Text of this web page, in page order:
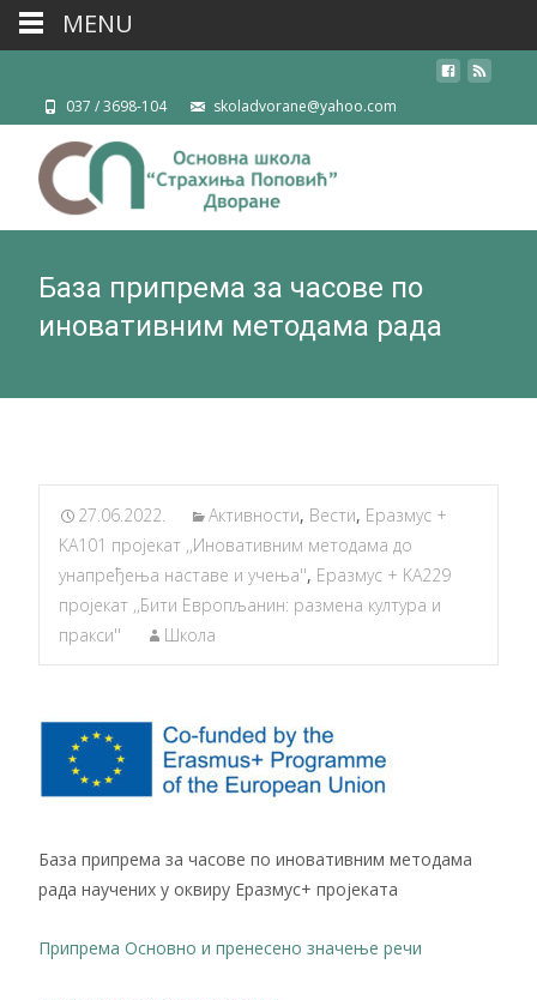
037 / 3698-104 skoladvorane@yahoo.com
База припрема за часове по
иновативним методама рада
27.06.2022. Активности, Вести, Еразмус +
KA101 пројекат ,,Иновативним методама до
унапређења наставе и учења'', Еразмус + KA229
пројекат ,,Бити Европљанин: размена култура и
пракси''
Школа
База припрема за часове по иновативним методама
рада научених у оквиру Еразмус+ пројеката
Припрема Основно и пренесено значење речи
MENU